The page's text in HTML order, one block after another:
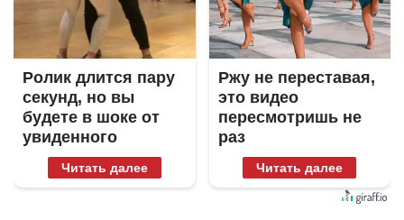
Ролик длится пару
секунд, но вы
будете в шоке от
увиденного
Читать далее
Ржу не переставая,
это видео
пересмотришь не
раз
Читать далее